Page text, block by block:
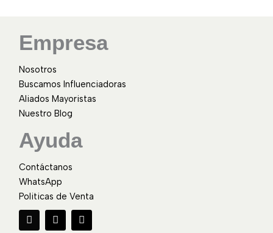
Empresa
Nosotros
Buscamos Influenciadoras
Aliados Mayoristas
Nuestro Blog
Ayuda
Contáctanos
WhatsApp
Politicas de Venta
F
a
c
I
n
s
W
h
a